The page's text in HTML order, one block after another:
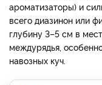
ароматизаторы) и
всего диазинон или
глубину 3–5 см в
междурядья,
навозных куч.